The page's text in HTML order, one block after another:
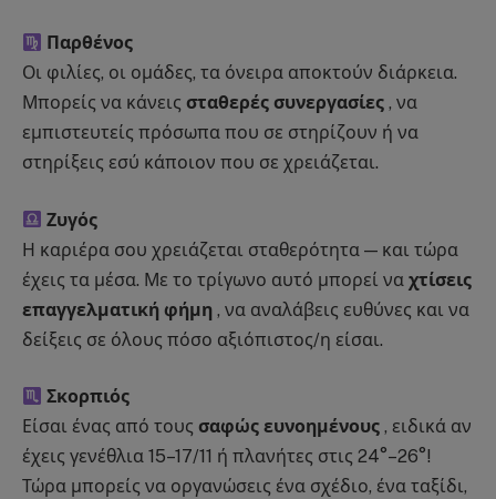
Παρθένος
Οι φιλίες, οι ομάδες, τα όνειρα αποκτούν διάρκεια.
Μπορείς να κάνεις σταθερές συνεργασίες , να
εμπιστευτείς πρόσωπα που σε στηρίζουν ή να
στηρίξεις εσύ κάποιον που σε χρειάζεται.
Ζυγός
Η καριέρα σου χρειάζεται σταθερότητα — και τώρα
έχεις τα μέσα. Με το τρίγωνο αυτό μπορεί να χτίσεις
επαγγελματική φήμη , να αναλάβεις ευθύνες και να
δείξεις σε όλους πόσο αξιόπιστος/η είσαι.
Σκορπιός
Είσαι ένας από τους σαφώς ευνοημένους , ειδικά αν
έχεις γενέθλια 15–17/11 ή πλανήτες στις 24°–26°!
Τώρα μπορείς να οργανώσεις ένα σχέδιο, ένα ταξίδι,